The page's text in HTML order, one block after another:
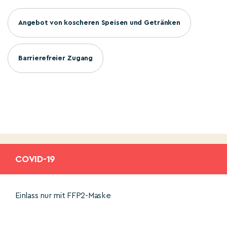
Angebot von koscheren Speisen und Getränken
Barrierefreier Zugang
COVID-19
Einlass nur mit FFP2-Maske